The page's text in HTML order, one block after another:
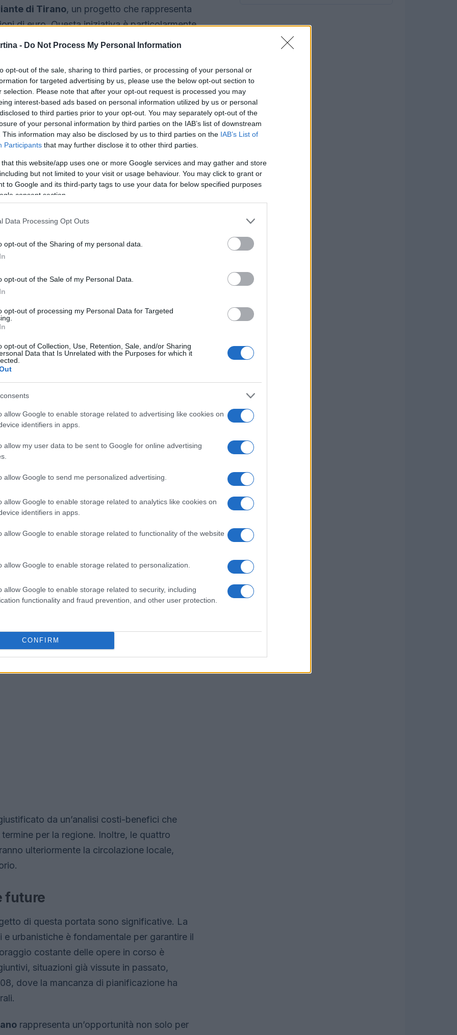
- Do Not Process My Personal Information
opt-out of the sale, sharing to third parties, or processing of your personal or
for targeted advertising by us, please use the below opt-out section to
selection. Please note that after your opt-out request is processed you may
interest-based ads based on personal information utilized by us or personal
to third parties prior to your opt-out. You may separately opt-out of the
of your personal information by third parties on the IAB’s list of downstream
This information may also be disclosed by us to third parties on the IAB’s List of
Participants that may further disclose it to other third parties.
that this website/app uses one or more Google services and may gather and store
but not limited to your visit or usage behaviour. You may click to grant or
to Google and its third-party tags to use your data for below specified purposes
consent section.
Data Processing Opt Outs
opt-out of the Sharing of my personal data.
opt-out of the Sale of my Personal Data.
opt-out of processing my Personal Data for Targeted
opt-out of Collection, Use, Retention, Sale, and/or Sharing
Data that Is Unrelated with the Purposes for which it
allow Google to enable storage related to advertising like cookies on
identifiers in apps.
allow my user data to be sent to Google for online advertising
allow Google to send me personalized advertising.
allow Google to enable storage related to analytics like cookies on
identifiers in apps.
allow Google to enable storage related to functionality of the website
allow Google to enable storage related to personalization.
allow Google to enable storage related to security, including
functionality and fraud prevention, and other user protection.
CONFIRM
di Tirano, un progetto che rappresenta
di euro. Questa iniziativa è particolarmente
Cortina, poiché mira a garantire una mobilità
variante, che si estende per circa 6,6 km,
ma risponderà anche alle crescenti
un’opera pubblica, ma un tassello
nella regione. Durante il sopralluogo, il
lavori, coordinati dal Commissario
l’importanza di completare l’opera
un attento monitoraggio dei costi, ma
Olimpiadi rappresentano un’opportunità
e la capacità di attrarre turisti e
i comuni di Bianzone, Villa di Tirano e
di traffico e migliorare l’accessibilità.
la costruzione di diverse opere d’arte, tra
una galleria artificiale e una naturale, oltre
non solo garantiranno la sicurezza del
l’impatto ambientale del progetto, un
attuale.
da un’analisi costi-benefici che
per la regione. Inoltre, le quattro
ulteriormente la circolazione locale,
future
di questa portata sono significative. La
urbanistiche è fondamentale per garantire il
costante delle opere in corso è
situazioni già vissute in passato,
dove la mancanza di pianificazione ha
rappresenta un’opportunità non solo per